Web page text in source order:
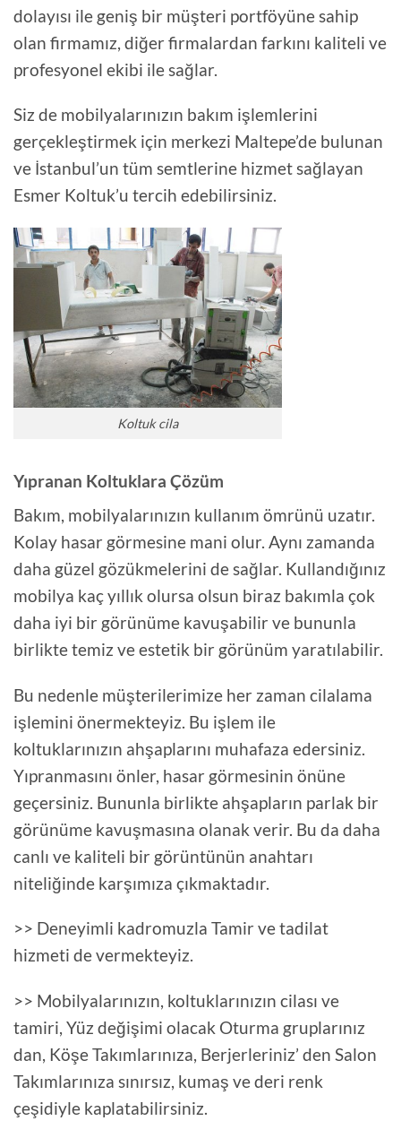
dolayısı ile geniş bir müşteri portföyüne sahip
olan firmamız, diğer firmalardan farkını kaliteli ve
profesyonel ekibi ile sağlar.
Siz de mobilyalarınızın bakım işlemlerini
gerçekleştirmek için merkezi Maltepe’de bulunan
ve İstanbul’un tüm semtlerine hizmet sağlayan
Esmer Koltuk’u tercih edebilirsiniz.
Koltuk cila
Yıpranan Koltuklara Çözüm
Bakım, mobilyalarınızın kullanım ömrünü uzatır.
Kolay hasar görmesine mani olur. Aynı zamanda
daha güzel gözükmelerini de sağlar. Kullandığınız
mobilya kaç yıllık olursa olsun biraz bakımla çok
daha iyi bir görünüme kavuşabilir ve bununla
birlikte temiz ve estetik bir görünüm yaratılabilir.
Bu nedenle müşterilerimize her zaman cilalama
işlemini önermekteyiz. Bu işlem ile
koltuklarınızın ahşaplarını muhafaza edersiniz.
Yıpranmasını önler, hasar görmesinin önüne
geçersiniz. Bununla birlikte ahşapların parlak bir
görünüme kavuşmasına olanak verir. Bu da daha
canlı ve kaliteli bir görüntünün anahtarı
niteliğinde karşımıza çıkmaktadır.
>> Deneyimli kadromuzla Tamir ve tadilat
hizmeti de vermekteyiz.
>> Mobilyalarınızın, koltuklarınızın cilası ve
tamiri, Yüz değişimi olacak Oturma gruplarınız
dan, Köşe Takımlarınıza, Berjerleriniz’ den Salon
Takımlarınıza sınırsız, kumaş ve deri renk
çeşidiyle kaplatabilirsiniz.